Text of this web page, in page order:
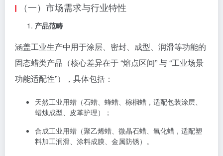
（一）市场需求与行业特性
产品范畴
涵盖工业生产中用于涂层、密封、成型、润滑等功能的
固态蜡类产品（核心差异在于 “熔点区间” 与 “工业场景
功能适配性”），具体包括：
天然工业用蜡（石蜡、蜂蜡、棕榈蜡，适配包装涂层、
蜡烛成型、皮革护理）；
合成工业用蜡（聚乙烯蜡、微晶石蜡、氧化蜡，适配塑
料加工润滑、涂料成膜、金属防锈）。